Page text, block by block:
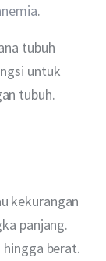
.
tubuh
untuk
tubuh.
kekurangan
panjang.
hingga berat.